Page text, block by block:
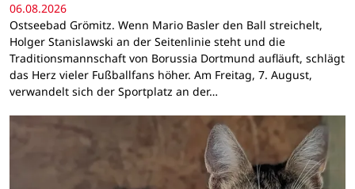
06.08.2026
Ostseebad Grömitz. Wenn Mario Basler den Ball streichelt,
Holger Stanislawski an der Seitenlinie steht und die
Traditionsmannschaft von Borussia Dortmund aufläuft, schlägt
das Herz vieler Fußballfans höher. Am Freitag, 7. August,
verwandelt sich der Sportplatz an der…